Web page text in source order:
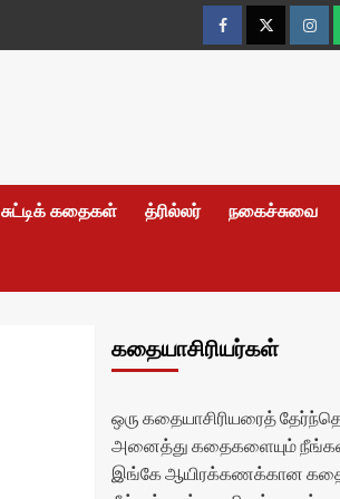
FacebookTwitter
சுட்டிக் கதைகள் த்ரில்லர் நகைச்சுவை
கதையாசிரியர்கள்
ஒரு கதையாசிரியரைத்
அனைத்து கதைகளையும் நீங்கள்
இங்கே ஆயிரக்கணக்கான